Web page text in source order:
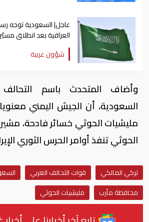
عاجل| السعودية توجه
العراقية بعد انطلاق
شؤون عربية
وأضاف المتحدث باسم التحالف
السعودية، أن الجيش اليمني
مليشيات الحوثي خسائر فادحة،
الحوثي تنفذ أوامر الحرس الثوري
تركي المالكي قوات التحالف العربي
محافظة مأرب
مليشيات الحوثي